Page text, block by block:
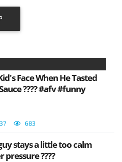
Face When He Tasted
???? #afv #funny
683
stays a little too calm
pressure ????